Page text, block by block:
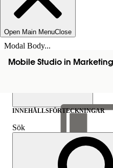
Open Main MenuClose
Modal Body...
Mobile Studio in
INNEHÅLLSFÖRTECKNINGAR
Sök